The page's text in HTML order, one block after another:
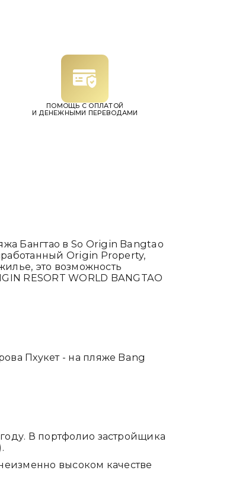
ПОМОЩЬ С ОПЛАТОЙ
И ДЕНЕЖНЫМИ ПЕРЕВОДАМИ
Бангтао в So Origin Bangtao
Origin Property,
это возможность
RESORT WORLD BANGTAO
Пхукет - на пляже Bang
В портфолио застройщика
высоком качестве